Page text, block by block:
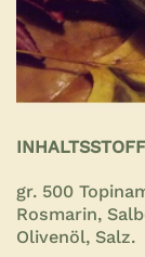
gr. 500
Rosmarin,
Olivenöl, Salz.